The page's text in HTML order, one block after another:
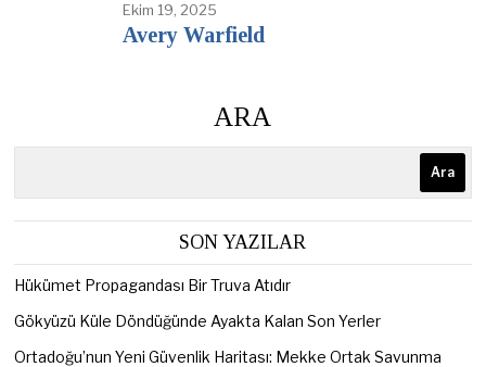
Ekim 19, 2025
Avery Warfield
ARA
Ara
SON YAZILAR
Hükümet Propagandası Bir Truva Atıdır
Gökyüzü Küle Döndüğünde Ayakta Kalan Son Yerler
Ortadoğu’nun Yeni Güvenlik Haritası: Mekke Ortak Savunma